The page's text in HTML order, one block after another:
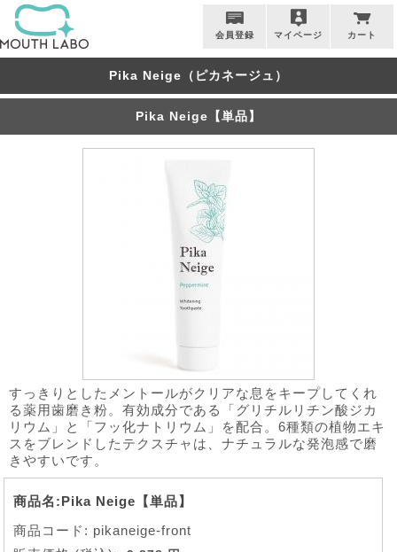
会員登録 マイページ カート
Pika Neige（ピカネージュ）
Pika Neige【単品】
すっきりとしたメントールがクリアな息をキープしてくれ
る薬用歯磨き粉。有効成分である「グリチルリチン酸ジカ
リウム」と「フッ化ナトリウム」を配合。6種類の植物エキ
スをブレンドしたテクスチャは、ナチュラルな発泡感で磨
きやすいです。
商品名:Pika Neige【単品】
商品コード: pikaneige-front